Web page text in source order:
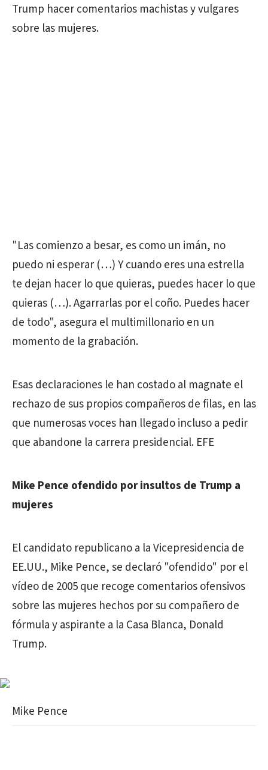
Trump hacer comentarios machistas y vulgares
sobre las mujeres.
"Las comienzo a besar, es como un imán, no
puedo ni esperar (…) Y cuando eres una estrella
te dejan hacer lo que quieras, puedes hacer lo que
quieras (…). Agarrarlas por el coño. Puedes hacer
de todo", asegura el multimillonario en un
momento de la grabación.
Esas declaraciones le han costado al magnate el
rechazo de sus propios compañeros de filas, en las
que numerosas voces han llegado incluso a pedir
que abandone la carrera presidencial. EFE
Mike Pence ofendido por insultos de Trump a
mujeres
El candidato republicano a la Vicepresidencia de
EE.UU., Mike Pence, se declaró "ofendido" por el
vídeo de 2005 que recoge comentarios ofensivos
sobre las mujeres hechos por su compañero de
fórmula y aspirante a la Casa Blanca, Donald
Trump.
Mike Pence